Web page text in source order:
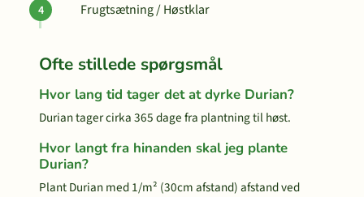
Frugtsætning / Høstklar
Ofte stillede spørgsmål
Hvor lang tid tager det at dyrke Durian?
Durian tager cirka 365 dage fra plantning til høst.
Hvor langt fra hinanden skal jeg plante
Durian?
Plant Durian med 1/m² (30cm afstand) afstand ved